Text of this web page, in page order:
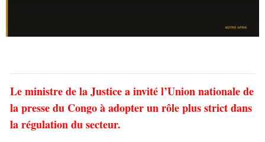
Le ministre de la Justice a invité l’Union nationale de
la presse du Congo à adopter un rôle plus strict dans
la régulation du secteur.